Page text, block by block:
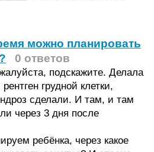
можно планировать
0 ответов
подскажите. Делала
грудной клетки,
сделали. И там, и там
через 3 дня после
ребёнка, через какое